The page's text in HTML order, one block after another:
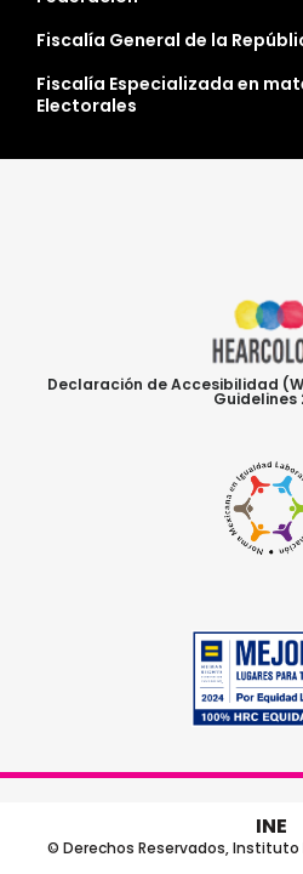
Fiscalía General de la
Fiscalía Especializada en
Electorales
Declaración de Accesibilidad
Guidelines
INE
© Derechos Reservados, Instituto